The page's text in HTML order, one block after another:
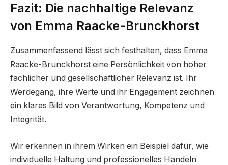
Fazit: Die nachhaltige Relevanz
von Emma Raacke-Brunckhorst
Zusammenfassend lässt sich festhalten, dass Emma
Raacke-Brunckhorst eine Persönlichkeit von hoher
fachlicher und gesellschaftlicher Relevanz ist. Ihr
Werdegang, ihre Werte und ihr Engagement zeichnen
ein klares Bild von Verantwortung, Kompetenz und
Integrität.
Wir erkennen in ihrem Wirken ein Beispiel dafür, wie
individuelle Haltung und professionelles Handeln